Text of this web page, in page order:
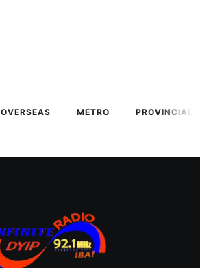
OVERSEAS METRO PROVINCIAL